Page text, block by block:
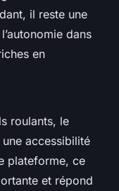
il reste une
dans
en
roulants, le
accessibilité
plateforme, ce
et répond